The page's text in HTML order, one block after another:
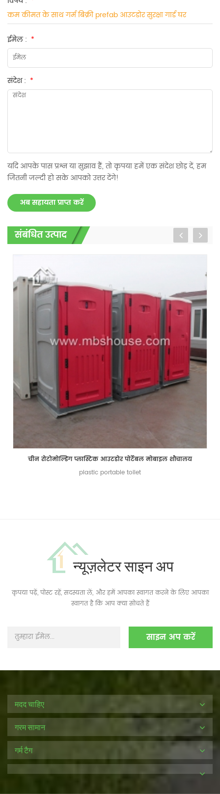
कम कीमत के साथ गर्म बिक्री prefab आउटडोर सुरक्षा गार्ड घर
ईमेल : *
संदेश : *
यदि आपके पास प्रश्न या सुझाव हैं, तो कृपया हमें एक संदेश छोड़ दें, हम
जितनी जल्दी हो सके आपको उत्तर देंगे!
अब सहायता प्राप्त करें
संबंधित उत्पाद
चीन रोटोमोल्डिंग प्लास्टिक आउटडोर पोर्टेबल मोबाइल शौचालय
plastic portable toilet
न्यूज़लेटर साइन अप
कृपया पढ़ें, पोस्ट रहें, सदस्यता लें, और हमें आपका स्वागत करने के लिए आपका
स्वागत है कि आप क्या सोचते हैं
मदद चाहिए
गरम सामान
गर्म टैग